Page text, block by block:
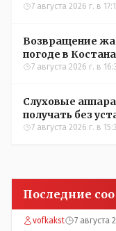
Казахстана по
7 августа 2026 г. в
Возвращение
погоде в
7 августа 2026 г. в
Слуховые
получать без
7 августа 2026 г. в
Последние
vofkakst 7 августа